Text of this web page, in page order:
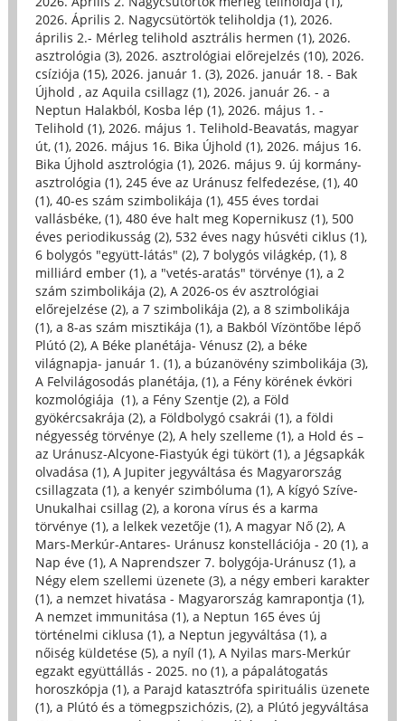
2026. Április 2. Nagycsütörtök teliholdja (1), 2026.
április 2.- Mérleg telihold asztrális hermen (1), 2026.
asztrológia (3), 2026. asztrológiai előrejelzés (10), 2026.
csíziója (15), 2026. január 1. (3), 2026. január 18. - Bak
Újhold , az Aquila csillagz (1), 2026. január 26. - a
Neptun Halakból, Kosba lép (1), 2026. május 1. -
Telihold (1), 2026. május 1. Telihold-Beavatás, magyar
út, (1), 2026. május 16. Bika Újhold (1), 2026. május 16.
Bika Újhold asztrológia (1), 2026. május 9. új kormány-
asztrológia (1), 245 éve az Uránusz felfedezése, (1), 40
(1), 40-es szám szimbolikája (1), 455 éves tordai
vallásbéke, (1), 480 éve halt meg Kopernikusz (1), 500
éves periodikusság (2), 532 éves nagy húsvéti ciklus (1),
6 bolygós "együtt-látás" (2), 7 bolygós világkép, (1), 8
milliárd ember (1), a "vetés-aratás" törvénye (1), a 2
szám szimbolikája (2), A 2026-os év asztrológiai
előrejelzése (2), a 7 szimbolikája (2), a 8 szimbolikája
(1), a 8-as szám misztikája (1), a Bakból Vízöntőbe lépő
Plútó (2), A Béke planétája- Vénusz (2), a béke
világnapja- január 1. (1), a búzanövény szimbolikája (3),
A Felvilágosodás planétája, (1), a Fény körének évköri
kozmológiája (1), a Fény Szentje (2), a Föld
gyökércsakrája (2), a Földbolygó csakrái (1), a földi
négyesség törvénye (2), A hely szelleme (1), a Hold és –
az Uránusz-Alcyone-Fiastyúk égi tükört (1), a Jégsapkák
olvadása (1), A Jupiter jegyváltása és Magyarország
csillagzata (1), a kenyér szimbóluma (1), A kígyó Szíve-
Unukalhai csillag (2), a korona vírus és a karma
törvénye (1), a lelkek vezetője (1), A magyar Nő (2), A
Mars-Merkúr-Antares- Uránusz konstellációja - 20 (1), a
Nap éve (1), A Naprendszer 7. bolygója-Uránusz (1), a
Négy elem szellemi üzenete (3), a négy emberi karakter
(1), a nemzet hivatása - Magyarország kamrapontja (1),
A nemzet immunitása (1), a Neptun 165 éves új
történelmi ciklusa (1), a Neptun jegyváltása (1), a
nőiség küldetése (5), a nyíl (1), A Nyilas mars-Merkúr
egzakt együttállás - 2025. no (1), a pápalátogatás
horoszkópja (1), a Parajd katasztrófa spirituális üzenete
(1), a Plútó és a tömegpszichózis, (2), a Plútó jegyváltása